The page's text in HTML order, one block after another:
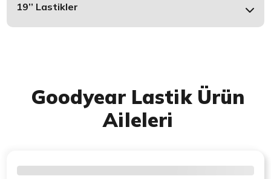
19’’ Lastikler
Goodyear Lastik Ürün
Aileleri